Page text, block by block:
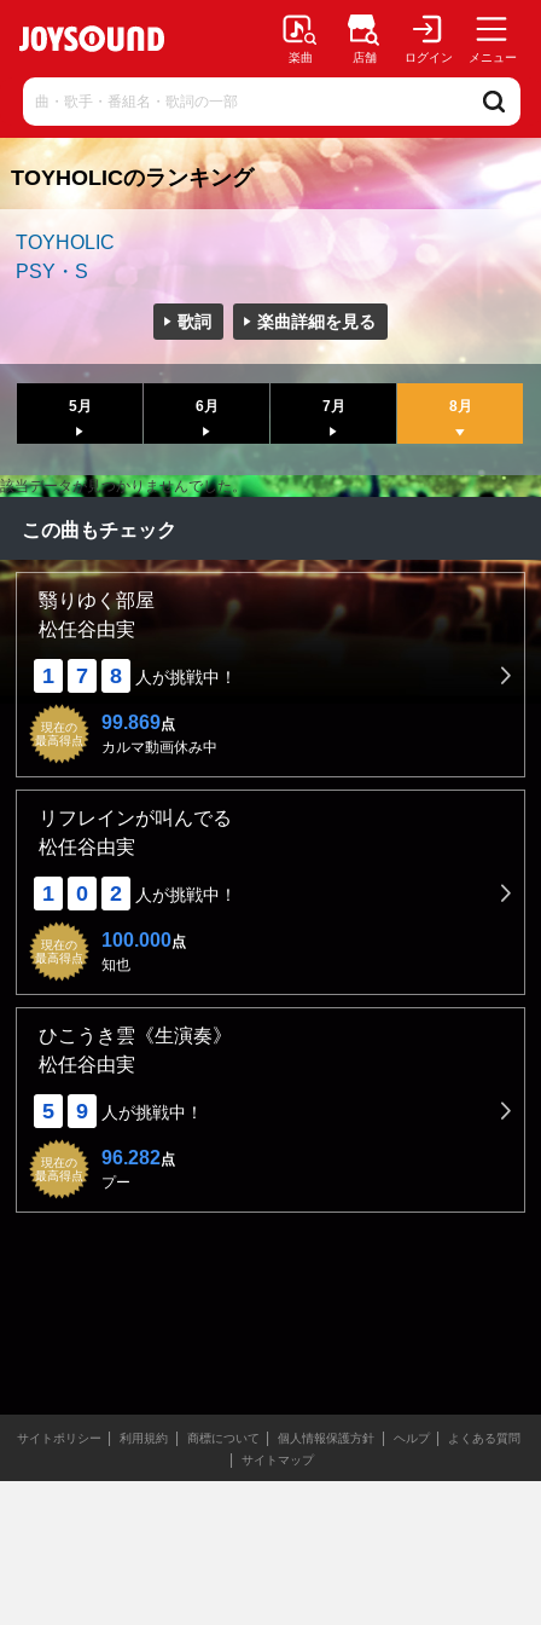
楽曲 店舗 ログイン メニュー
TOYHOLICのランキング
TOYHOLIC
PSY・S
歌詞 楽曲詳細を見る
5月 6月 7月 8月
該当データが見つかりませんでした。
この曲もチェック
翳りゆく部屋
松任谷由実
1 7 8 人が挑戦中！
現在の
最高得点
99.869点
カルマ動画休み中
リフレインが叫んでる
松任谷由実
1 0 2 人が挑戦中！
現在の
最高得点
100.000点
知也
ひこうき雲《生演奏》
松任谷由実
5 9 人が挑戦中！
現在の
最高得点
96.282点
プー
サイトポリシー 利用規約 商標について 個人情報保護方針 ヘルプ
よくある質問
サイトマップ